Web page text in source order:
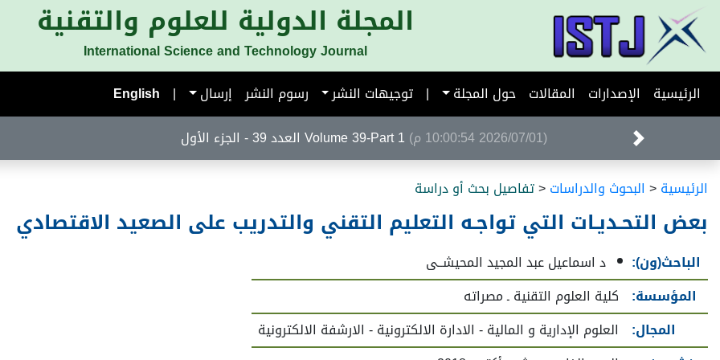
المجلة الدولية للعلوم والتقنية
International Science and Technology Journal
الرئيسية
الإصدارات المقالات حول المجلة | توجيهات النشر رسوم النشر إرسال |
English
(2026/07/01 10:00:54 م)
Volume 39-Part 1 العدد 39 - الجزء الأول
الرئيسية< البحوث والدراسات<تفاصيل بحث أو دراسة
بعض التحـديـات التي تواجـه التعليم التقني والتدريب على الصعيد الاقتصادي
الباحث(ون):
د اسماعيل عبد المجيد المحيشــى
المؤسسة: كلية العلوم التقنية ـ مصراته
المجال:
العلوم الإدارية و المالية - الادارة الالكترونية - الارشفة الالكترونية